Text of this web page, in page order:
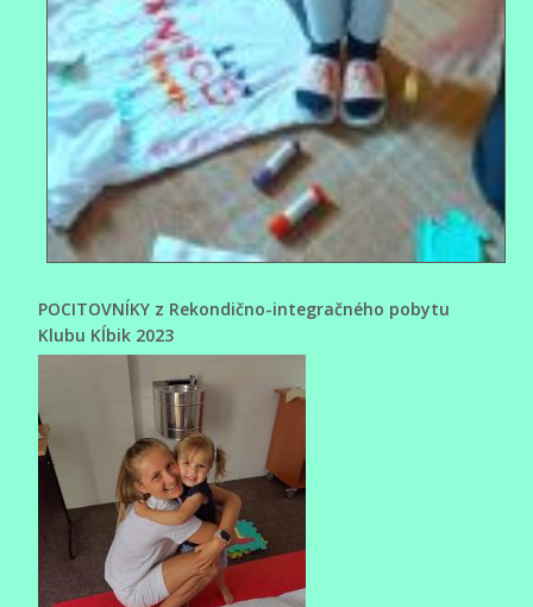
POCITOVNÍKY z Rekondično-integračného pobytu
Klubu Kĺbik 2023